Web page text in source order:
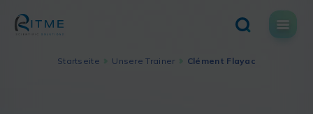
content
Startseite Unsere Trainer Clément Flayac